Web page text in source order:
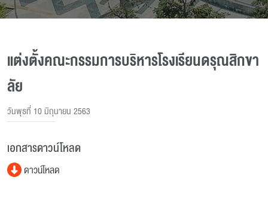
แต่งตั้งคณะกรรมการบริหารโรงเรียนดรุณสิกขา
ลัย
วันพุธที่ 10 มิถุนายน 2563
เอกสารดาวน์โหลด
ดาวน์โหลด